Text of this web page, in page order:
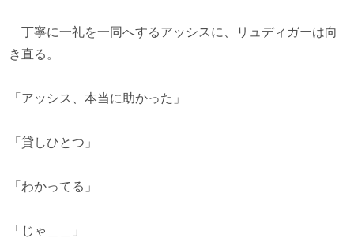
丁寧に一礼を一同へするアッシスに、リュディガーは向
き直る。
「アッシス、本当に助かった」
「貸しひとつ」
「わかってる」
「じゃ＿＿」